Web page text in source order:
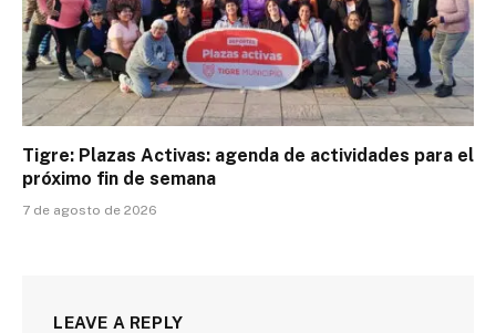
Tigre: Plazas Activas: agenda de actividades para el
próximo fin de semana
7 de agosto de 2026
LEAVE A REPLY